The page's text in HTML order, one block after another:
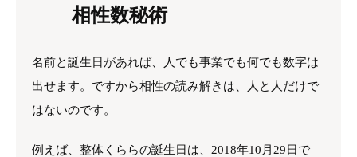
相性数秘術
名前と誕生日があれば、人でも事業でも何でも数字は
出せます。ですから相性の読み解きは、人と人だけで
はないのです。
例えば、整体くららの誕生日は、2018年10月29日で